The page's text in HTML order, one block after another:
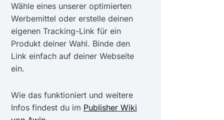
Wähle eines unserer optimierten
Werbemittel oder erstelle deinen
eigenen Tracking-Link für ein
Produkt deiner Wahl. Binde den
Link einfach auf deiner Webseite
ein.
Wie das funktioniert und weitere
Infos findest du im Publisher Wiki